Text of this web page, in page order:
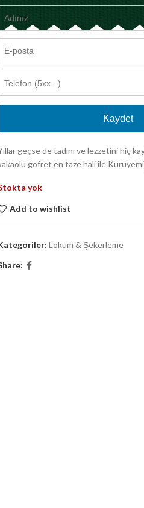
Kaydet
geçse de tadını ve lezzetini hiç
gofret en taze hali ile
yok
Add to wishlist
Lokum & Şekerleme